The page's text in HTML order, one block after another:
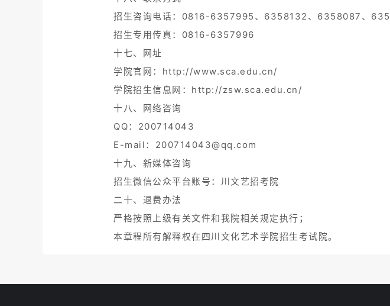
（四）加分政策：
对于国家和各省（自治区、直辖市）规定的加、降分政策均予
要凭证。
（五）专业成绩认定：
我校在部分省（直辖市、自治区）的部分招生专业须参加我校
科）专业与省级统考子科类对照关系表》；根据教育部有关文
属所在省（直辖市、自治区）统考范围内的，还须参加所在省
无影响，按考生所在省（直辖市、自治区）招生主管部门相关
门。
无校考的专业直接认定各省（直辖市、自治区）统考或联考成绩。
十二、学费标准
根据国家规定，学生入学和在读期间须缴纳学杂费和住宿费。
应届优秀普通全日制专科毕业生，可通过四川省教育考试院主